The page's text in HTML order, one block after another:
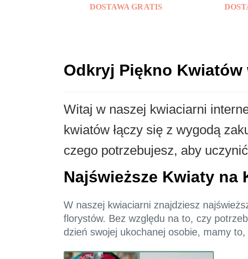
DOSTAWA GRATIS
Odkryj Piękno Kwiatów
Witaj w naszej kwiaciarni
kwiatów łączy się z wygodą
czego potrzebujesz, aby
Najświeższe Kwiaty na
W naszej kwiaciarni znajdziesz
florystów. Bez względu na to, czy
dzień swojej ukochanej osobie, mamy